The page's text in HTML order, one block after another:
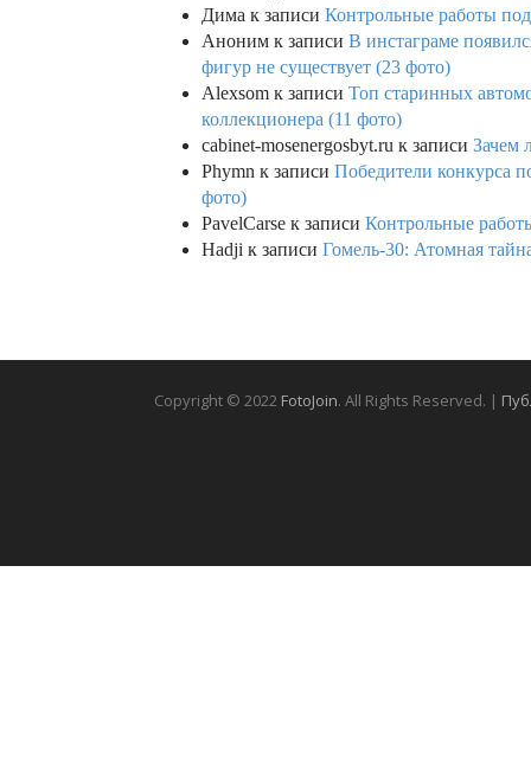
Дима к записи Контрольные работы
Аноним к записи В инстаграме
фигур не существует (23 фото)
Alexsom к записи Топ старинных
коллекционера (11 фото)
cabinet-mosenergosbyt.ru к записи Зачем
Phymn к записи Победители конкурса
фото)
PavelCarse к записи Контрольные
Hadji к записи Гомель-30: Атомная
Copyright © 2022 FotoJoin. All Rights Reserved. |